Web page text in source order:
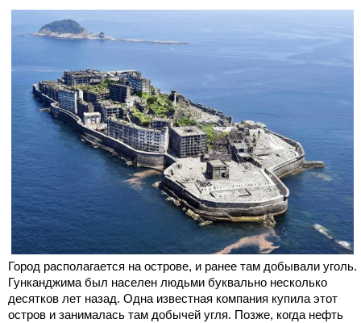
Город располагается на острове, и ранее там добывали уголь.
Гунканджима был населен людьми буквально несколько
десятков лет назад. Одна известная компания купила этот
остров и занималась там добычей угля. Позже, когда нефть